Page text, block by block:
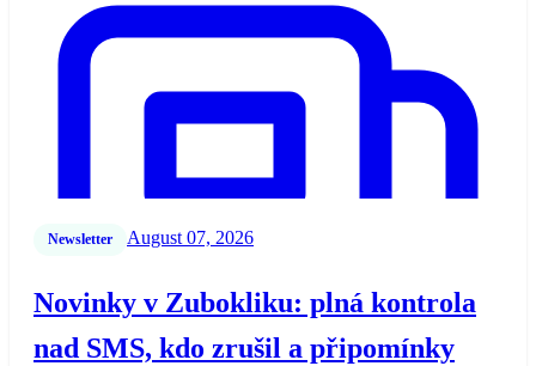
Newsletter August 07, 2026
Novinky v Zubokliku: plná kontrola
nad SMS, kdo zrušil a připomínky